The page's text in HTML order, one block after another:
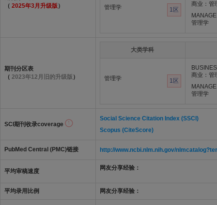
（ 2025年3月升级版 ） 管理学 1区
商业：管
管理学
期刊分区表
（ 2023年12月旧的升级版 ）
大类学科
管理学 1区
商业：管
管理学
SCI期刊收录coverage
Social Science Citation Index (SSCI)
Scopus (CiteScore)
PubMed Central (PMC)链接 http://www.ncbi.nlm.nih.gov/
平均审稿速度 网友分享经验：
平均录用比例 网友分享经验：